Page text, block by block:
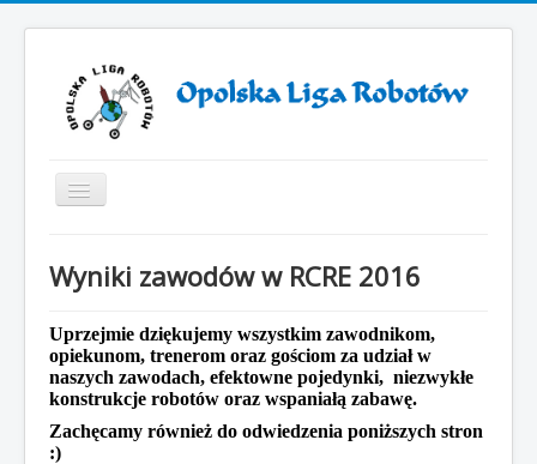
Toggle
Navigation
ZAWODY ROBOTÓW 2025
ZAWODY ROBOTÓW 2024
Otwarcie VII sezonu Opolskiej Ligi Robotów
Sezon 2019/2021
Wyniki zawodów w RCRE 2016
Uprzejmie dziękujemy wszystkim zawodnikom,
opiekunom, trenerom oraz gościom za udział w
naszych zawodach, efektowne pojedynki, niezwykłe
konstrukcje robotów oraz wspaniałą zabawę.
Zachęcamy również do odwiedzenia poniższych stron
:)